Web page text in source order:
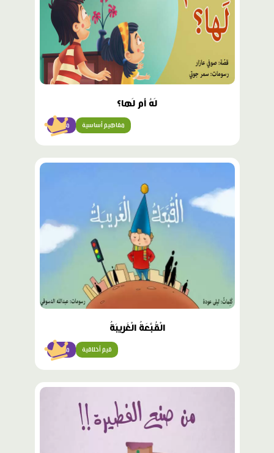
لَهُ أَم لَها؟
مبتدئ مفاهيم أساسية
محتوى
الْقُبَّعَةُ الْغَريبَةُ
متقدّم قيم أخلاقية
محتوى